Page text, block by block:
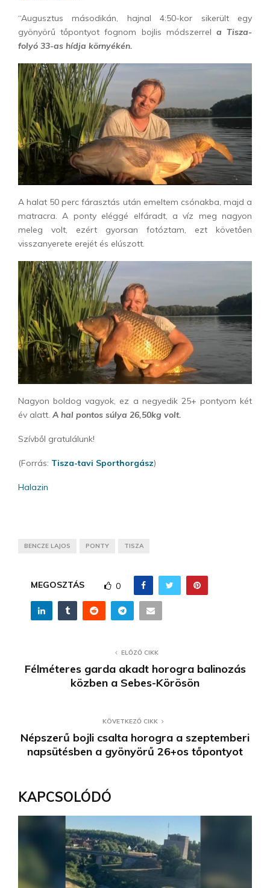
“Augusztus másodikán, hajnal 4:50-kor sikerült egy
gyönyörű tőpontyot fognom bojlis módszerrel a Tisza-
folyó 33-as hídja környékén.
A halat 50 perc fárasztás után emeltem csónakba, majd a
matracra. A ponty eléggé elfáradt, a víz meg nagyon
meleg volt, ezért gyorsan fotóztam, ezt követően
visszanyerete erejét és elúszott.
Nagyon boldog vagyok, ez a negyedik 25+ pontyom két
év alatt. A hal pontos súlya 26,50kg volt.
Szívből gratulálunk!
(Forrás: Tisza-tavi Sporthorgász)
Halazin
BENCZE LAJOS PONTY TISZA
MEGOSZTÁS 0
ELŐZŐ CIKK
Félméteres garda akadt horogra balinozás
közben a Sebes-Körösön
KÖVETKEZŐ CIKK
Népszerű bojli csalta horogra a szeptemberi
napsütésben a gyönyörű 26+os tőpontyot
KAPCSOLÓDÓ